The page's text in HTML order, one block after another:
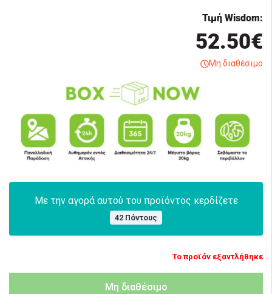
Τιμή Wisdom:
52.50€
Μη διαθέσιμο
Με την αγορά αυτού του προϊόντος κερδίζετε
42 Πόντους
Το προϊόν εξαντλήθηκε
Μη διαθέσιμο